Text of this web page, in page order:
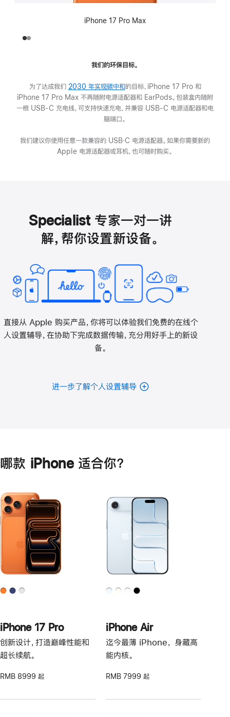
iPhone 17 Pro Max
我们的环保目标。
为了达成我们 2030 年实现碳中和(在
新
窗
打
开)
的目标，iPhone 17 Pro 和
iPhone 17 Pro Max 不再随附电源适配器和 EarPods。包装盒内随附
一根 USB-C 充电线，可支持快速充电，并兼容 USB-C 电源适配器和电
脑端口。
我们建议你使用任意一款兼容的 USB‑C 电源适配器。如果你需要新的
Apple 电源适配器或耳机，也可随时购买。
Specialist 专家一对一讲
解，帮你设置新设备。
直接从 Apple 购买产品，你将可以体验我们免费的在线个
人设置辅导，在协助下完成数据传输，充分用好手上的新设
备。
进一步了解个人设置辅导
哪款 iPhone 适合你？
iPhone 17 Pro
创新设计，打造巅峰性能和
超长续航。
RMB 8999 起
iPhone Air
迄今最薄 iPhone， 身藏高
能内核。
RMB 7999 起